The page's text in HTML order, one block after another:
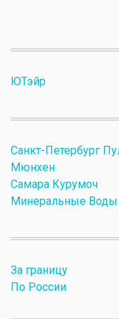
ЮТэйр
Санкт-Петербург
Мюнхен
Самара Курумоч
Минеральные Воды
За границу
По России